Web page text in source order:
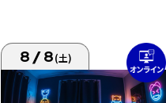
8/8(土)